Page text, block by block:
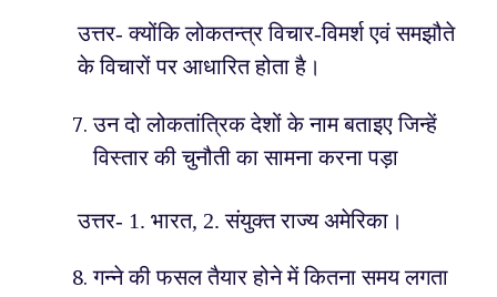
उत्तर- क्योंकि लोकतन्त्र विचार-विमर्श एवं समझौते
के विचारों पर आधारित होता है।
उन दो लोकतांत्रिक देशों के नाम बताइए जिन्हें
विस्तार की चुनौती का सामना करना पड़ा
उत्तर- 1. भारत, 2. संयुक्त राज्य अमेरिका।
गन्ने की फसल तैयार होने में कितना समय लगता